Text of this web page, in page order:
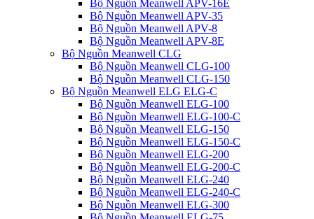
Bộ Nguồn Meanwell APV-16E
Bộ Nguồn Meanwell APV-35
Bộ Nguồn Meanwell APV-8
Bộ Nguồn Meanwell APV-8E
Bộ Nguồn Meanwell CLG
Bộ Nguồn Meanwell CLG-100
Bộ Nguồn Meanwell CLG-150
Bộ Nguồn Meanwell ELG ELG-C
Bộ Nguồn Meanwell ELG-100
Bộ Nguồn Meanwell ELG-100-C
Bộ Nguồn Meanwell ELG-150
Bộ Nguồn Meanwell ELG-150-C
Bộ Nguồn Meanwell ELG-200
Bộ Nguồn Meanwell ELG-200-C
Bộ Nguồn Meanwell ELG-240
Bộ Nguồn Meanwell ELG-240-C
Bộ Nguồn Meanwell ELG-300